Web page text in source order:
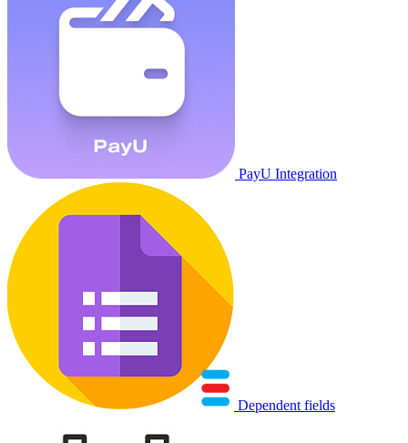
PayU Integration
Dependent fields